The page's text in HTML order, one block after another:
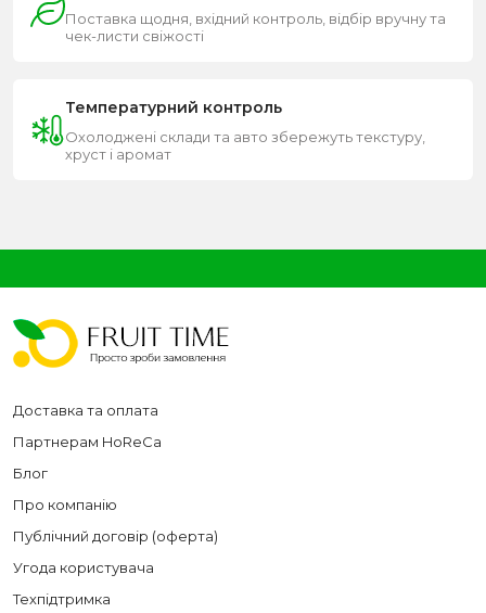
Поставка щодня, вхідний контроль, відбір вручну та
чек-листи свіжості
Температурний контроль
Охолоджені склади та авто збережуть текстуру,
хруст і аромат
Доставка та оплата
Партнерам HoReCa
Блог
Про компанію
Публічний договір (оферта)
Угода користувача
Техпідтримка